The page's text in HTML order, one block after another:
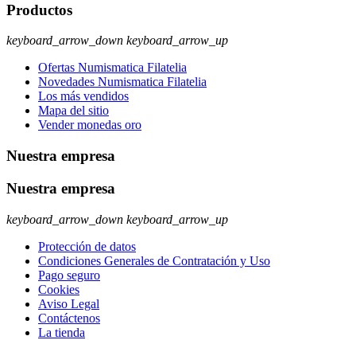
Productos
keyboard_arrow_down keyboard_arrow_up
Ofertas Numismatica Filatelia
Novedades Numismatica Filatelia
Los más vendidos
Mapa del sitio
Vender monedas oro
Nuestra empresa
Nuestra empresa
keyboard_arrow_down keyboard_arrow_up
Protección de datos
Condiciones Generales de Contratación y Uso
Pago seguro
Cookies
Aviso Legal
Contáctenos
La tienda